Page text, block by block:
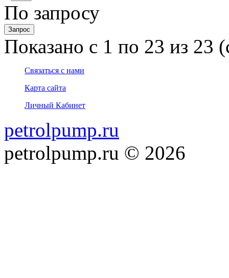
По запросу
Показано с 1 по 23 из 23
Связаться с нами
Карта сайта
Личный Кабинет
petrolpump.ru
petrolpump.ru © 2026